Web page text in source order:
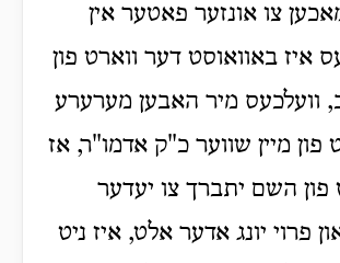
צו אונזער פאטער אין
איז באוואוסט דער ווארט פון
וועלכעס מיר האבען מערערע
מיין שווער כ"ק אדמו"ר, אז
פון השם יתברך צו יעדער
פרוי יונג אדער אלט, איז ניט